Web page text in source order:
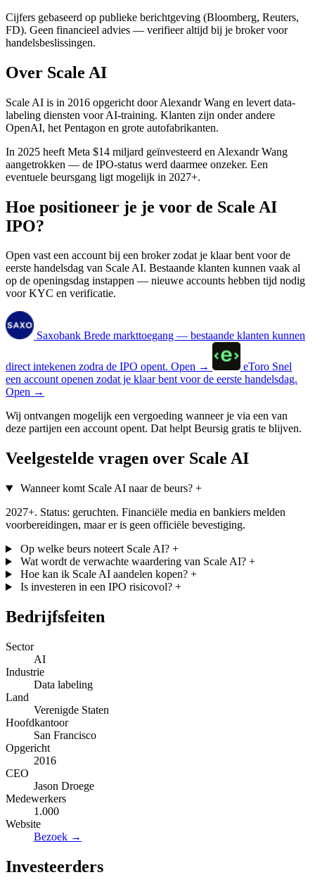
Cijfers gebaseerd op publieke berichtgeving (Bloomberg, Reuters,
FD). Geen financieel advies — verifieer altijd bij je broker voor
handelsbeslissingen.
Over Scale AI
Scale AI is in 2016 opgericht door Alexandr Wang en levert data-
labeling diensten voor AI-training. Klanten zijn onder andere
OpenAI, het Pentagon en grote autofabrikanten.
In 2025 heeft Meta $14 miljard geïnvesteerd en Alexandr Wang
aangetrokken — de IPO-status werd daarmee onzeker. Een
eventuele beursgang ligt mogelijk in 2027+.
Hoe positioneer je je voor de Scale AI
IPO?
Open vast een account bij een broker zodat je klaar bent voor de
eerste handelsdag van Scale AI. Bestaande klanten kunnen vaak al
op de openingsdag instappen — nieuwe accounts hebben tijd nodig
voor KYC en verificatie.
Saxobank Brede markttoegang — bestaande klanten kunnen
direct intekenen zodra de IPO opent. Open → eToro Snel
een account openen zodat je klaar bent voor de eerste handelsdag.
Open →
Wij ontvangen mogelijk een vergoeding wanneer je via een van
deze partijen een account opent. Dat helpt Beursig gratis te blijven.
Veelgestelde vragen over Scale AI
Wanneer komt Scale AI naar de beurs? +
2027+. Status: geruchten. Financiële media en bankiers melden
voorbereidingen, maar er is geen officiële bevestiging.
Op welke beurs noteert Scale AI? +
Wat wordt de verwachte waardering van Scale AI? +
Hoe kan ik Scale AI aandelen kopen? +
Is investeren in een IPO risicovol? +
Bedrijfsfeiten
Sector
AI
Industrie
Data labeling
Land
Verenigde Staten
Hoofdkantoor
San Francisco
Opgericht
2016
CEO
Jason Droege
Medewerkers
1.000
Website
Bezoek →
Investeerders